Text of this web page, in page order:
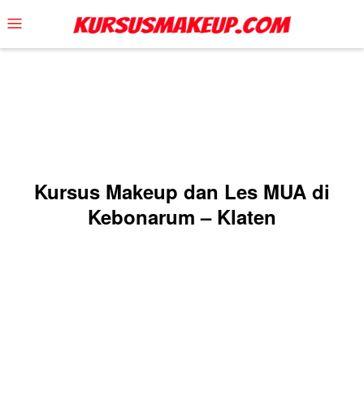
to
content
Mobile
Menu
Kursus Makeup dan Les MUA di
Kebonarum – Klaten